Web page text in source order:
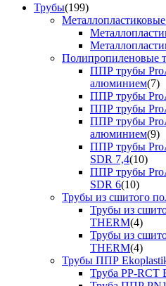
Трубы(199)
Полипропиленовые
ППР трубы
алюминием(7)
ППР трубы
ППР трубы
ППР трубы
алюминием(9)
ППР трубы
SDR 7,4(10)
ППР трубы
SDR 6(10)
Трубы из сшитого
Трубы из
THERM(4)
Трубы из
THERM(4)
Трубы ППР
Труба PP-RCT